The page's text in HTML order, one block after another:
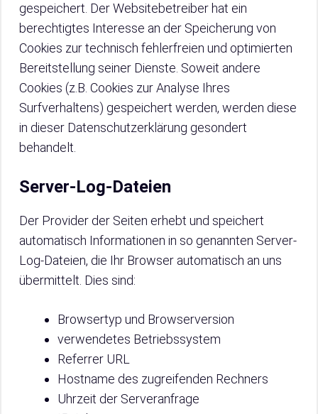
gespeichert. Der Websitebetreiber hat ein
berechtigtes Interesse an der Speicherung von
Cookies zur technisch fehlerfreien und optimierten
Bereitstellung seiner Dienste. Soweit andere
Cookies (z.B. Cookies zur Analyse Ihres
Surfverhaltens) gespeichert werden, werden diese
in dieser Datenschutzerklärung gesondert
behandelt.
Server-Log-Dateien
Der Provider der Seiten erhebt und speichert
automatisch Informationen in so genannten Server-
Log-Dateien, die Ihr Browser automatisch an uns
übermittelt. Dies sind:
Browsertyp und Browserversion
verwendetes Betriebssystem
Referrer URL
Hostname des zugreifenden Rechners
Uhrzeit der Serveranfrage